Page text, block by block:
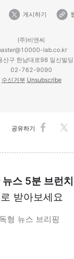
게시하기
(주)비앤씨
lab.co.kr
산구 한남대로98 일신빌
02-762-9090
수신거부 Unsubscribe
공유하기
스 5분 브런치
받아보세요
형 뉴스 브리핑